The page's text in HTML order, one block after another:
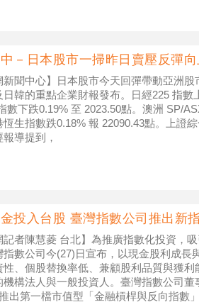
－日本股市一掃昨日賣壓反彈
新聞中心】日本股市今天回彈帶動亞洲
日韓的重點企業財報發布。日經225 指數
數下跌0.19% 至 2023.50點。澳洲 SP/
恆生指數跌0.18% 報 22090.43點。上證
導提到，
投入台股 臺灣指數公司推出新
記者陳慧菱 台北】為推廣指數化投資，
指數公司今(27)日宣布，以現金股利成長
性、個股替換率低、兼顧股利品質與獲
機構法人與一般投資人。臺灣指數公司董
出第一檔市值型「金融槓桿與反向指數